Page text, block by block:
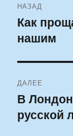
по
записям
НАЗАД
Предыдущая
запись:
Как
нашим
ДАЛЕЕ
Следующая
запись:
В
русской